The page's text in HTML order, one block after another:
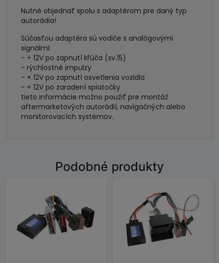
Nutné objednať spolu s adaptérom pre daný typ
autorádia!
Súčasťou adaptéra sú vodiče s analógovými
signálmi:
- + 12V po zapnutí kľúča (sv.15)
- rýchlostné impulzy
- + 12V po zapnutí osvetlenia vozidla
- + 12V po zaradení spiatočky
tieto informácie možno použiť pre montáž
aftermarketových autorádií, navigačných alebo
monitorovacích systémov.
Podobné produkty